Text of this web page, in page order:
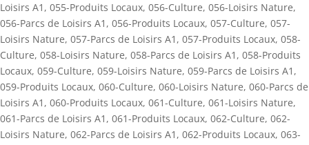
Loisirs A1 , 055-Produits Locaux, 056-Culture, 056-Loisirs Nature,
056-Parcs de Loisirs A1 , 056-Produits Locaux, 057-Culture, 057-
Loisirs Nature, 057-Parcs de Loisirs A1 , 057-Produits Locaux, 058-
Culture, 058-Loisirs Nature, 058-Parcs de Loisirs A1 , 058-Produits
Locaux, 059-Culture, 059-Loisirs Nature, 059-Parcs de Loisirs A1 ,
059-Produits Locaux, 060-Culture, 060-Loisirs Nature, 060-Parcs de
Loisirs A1 , 060-Produits Locaux, 061-Culture, 061-Loisirs Nature,
061-Parcs de Loisirs A1 , 061-Produits Locaux, 062-Culture, 062-
Loisirs Nature, 062-Parcs de Loisirs A1 , 062-Produits Locaux, 063-